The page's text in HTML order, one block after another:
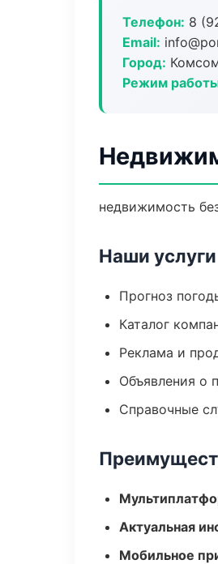
Телефон: 8
Email:
Город:
Режим
недвижимость
Наши услуги
Прогноз
Каталог
Реклама и
Объявления о
Справочные
Актуальная
Мобильное